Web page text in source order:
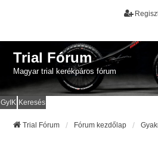
Trial Fórum
Magyar trial kerékpáros fórum
GyIK Keresés
Trial Fórum Fórum kezdőlap